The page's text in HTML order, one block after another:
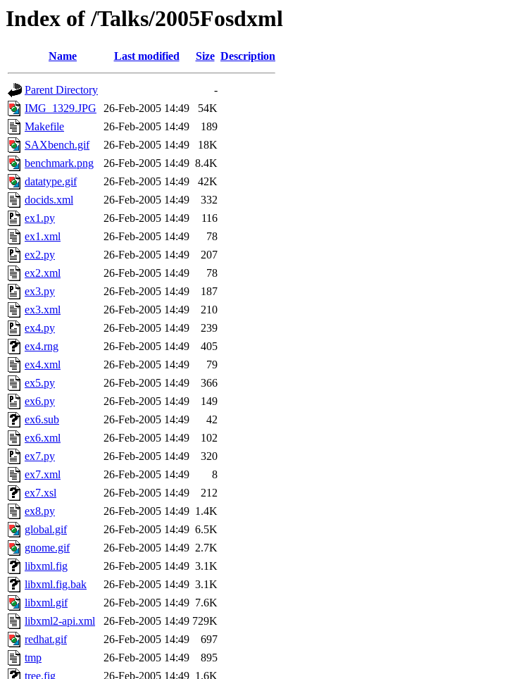
Index of /Talks/2005Fosdxml
Name Last modified Size Description
Parent Directory
-
IMG_1329.JPG
26-Feb-2005 14:49
54K
Makefile
26-Feb-2005 14:49
189
SAXbench.gif
26-Feb-2005 14:49
18K
benchmark.png
26-Feb-2005 14:49 8.4K
datatype.gif
26-Feb-2005 14:49
42K
docids.xml
26-Feb-2005 14:49
332
ex1.py
26-Feb-2005 14:49
116
ex1.xml
26-Feb-2005 14:49
78
ex2.py
26-Feb-2005 14:49
207
ex2.xml
26-Feb-2005 14:49
78
ex3.py
26-Feb-2005 14:49
187
ex3.xml
26-Feb-2005 14:49
210
ex4.py
26-Feb-2005 14:49
239
ex4.rng
26-Feb-2005 14:49
405
ex4.xml
26-Feb-2005 14:49
79
ex5.py
26-Feb-2005 14:49
366
ex6.py
26-Feb-2005 14:49
149
ex6.sub
26-Feb-2005 14:49
42
ex6.xml
26-Feb-2005 14:49
102
ex7.py
26-Feb-2005 14:49
320
ex7.xml
26-Feb-2005 14:49
8
ex7.xsl
26-Feb-2005 14:49
212
ex8.py
26-Feb-2005 14:49 1.4K
global.gif
26-Feb-2005 14:49 6.5K
gnome.gif
26-Feb-2005 14:49 2.7K
libxml.fig
26-Feb-2005 14:49 3.1K
libxml.fig.bak
26-Feb-2005 14:49 3.1K
libxml.gif
26-Feb-2005 14:49 7.6K
libxml2-api.xml
26-Feb-2005 14:49 729K
redhat.gif
26-Feb-2005 14:49
697
tmp
26-Feb-2005 14:49
895
tree.fig
26-Feb-2005 14:49 1.6K